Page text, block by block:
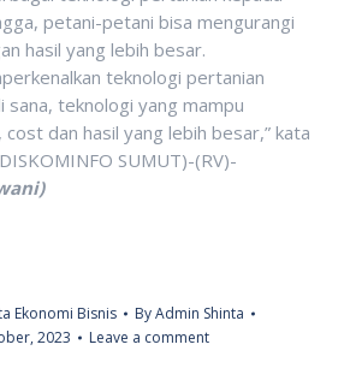
petani-petani bisa mengurangi
hasil yang lebih besar.
teknologi pertanian
sana, teknologi yang mampu
dan hasil yang lebih besar,” kata
SUMUT)-(RV)-
Ekonomi Bisnis ByAdmin Shinta
2023
Leave a comment